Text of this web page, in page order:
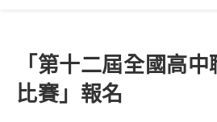
「第十二屆全國高
比賽」報名